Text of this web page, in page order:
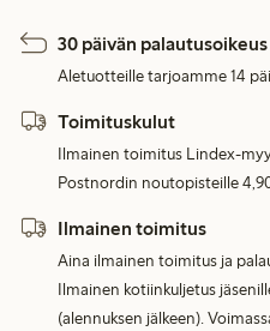
30 päivän palautusoikeus
Aletuotteille tarjoamme 14
Toimituskulut
Ilmainen toimitus Lindex-
Postnordin noutopisteille
Ilmainen toimitus
Aina ilmainen toimitus ja
Ilmainen kotiinkuljetus
(alennuksen jälkeen).